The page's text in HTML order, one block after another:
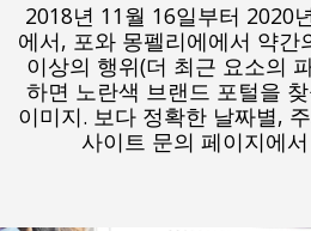
2018년 11월 16일부터 2020
에서, 포와 몽펠리에에서 약간
이상의 행위(더 최근 요소의
하면 노란색 브랜드 포털을
이미지. 보다 정확한 날짜별,
사이트 문의 페이지에